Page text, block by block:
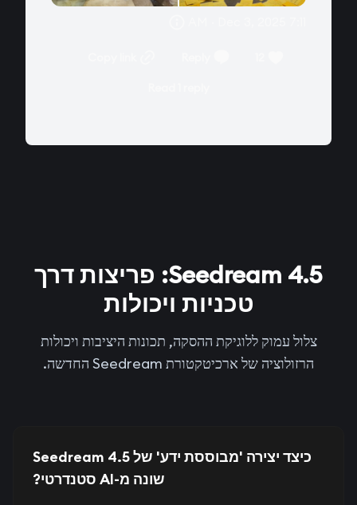
Seedream 4.5: פריצות דרך
טכניות ויכולות
צלול עמוק ללוגיקת ההסקה, תכונות היציבות ויכולות
הרזולוציה של ארכיטקטורת Seedream החדשה.
כיצד יצירה 'מבוססת ידע' של Seedream 4.5
שונה מ-AI סטנדרטי?